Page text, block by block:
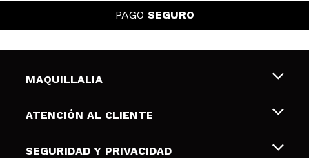
PAGO SEGURO
MAQUILLALIA
Sobre nosotros
Tarjetas de Regalo
ATENCIÓN AL CLIENTE
Envíos y devoluciones
SEGURIDAD Y PRIVACIDAD